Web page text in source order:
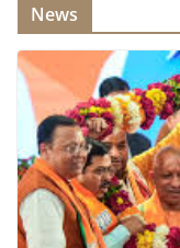
News